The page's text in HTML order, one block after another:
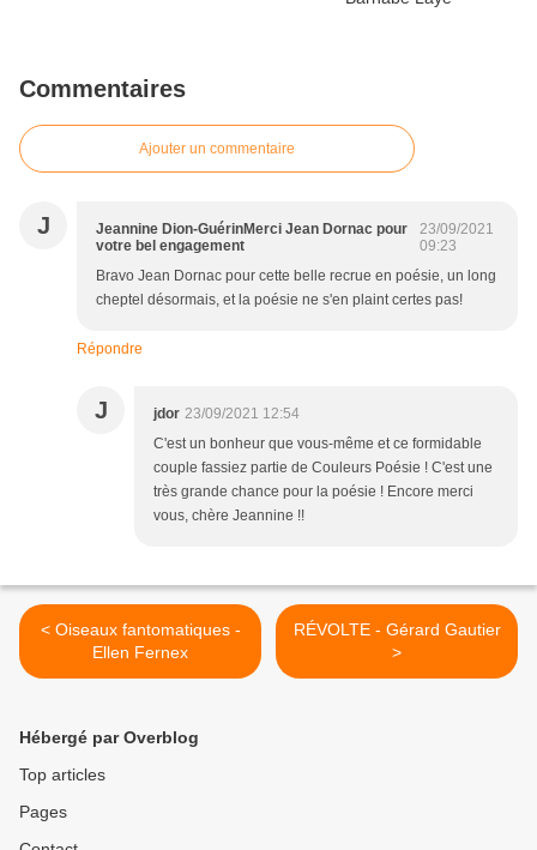
Commentaires
Ajouter un commentaire
J
Jeannine Dion-GuérinMerci Jean Dornac pour
votre bel engagement
23/09/2021
09:23
Bravo Jean Dornac pour cette belle recrue en poésie, un long
cheptel désormais, et la poésie ne s'en plaint certes pas!
Répondre
J jdor 23/09/2021 12:54
C'est un bonheur que vous-même et ce formidable
couple fassiez partie de Couleurs Poésie ! C'est une
très grande chance pour la poésie ! Encore merci
vous, chère Jeannine !!
< Oiseaux fantomatiques -
Ellen Fernex
RÉVOLTE - Gérard Gautier
>
Hébergé par Overblog
Top articles
Pages